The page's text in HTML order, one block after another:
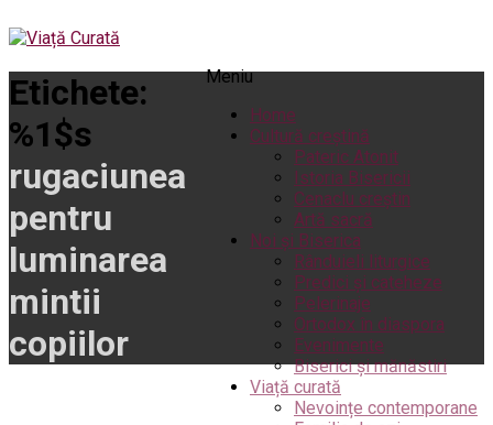
Meniu
Home
Cultură creștină
Pateric Atonit
Istoria Bisericii
Cenaclu creștin
Artă sacră
Noi și Biserica
Rânduieli liturgice
Predici și cateheze
Pelerinaje
Ortodox în diaspora
Evenimente
Biserici și mănăstiri
Viață curată
Nevoințe contemporane
Etichete:
%1$s
rugaciunea
pentru
luminarea
mintii
copiilor